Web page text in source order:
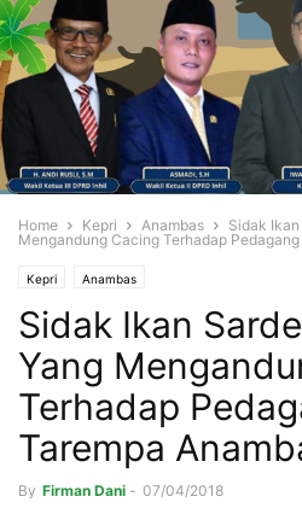
Home Kepri Anambas
Sidak
Mengandung Cacing Terhadap
Kepri Anambas
Sidak Ikan
Yang
Terhadap
Tarempa
By Firman Dani - 07/04/2018